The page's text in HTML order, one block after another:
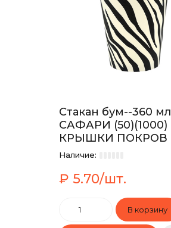
Стакан бум--360 мл
САФАРИ (50)(1000)
КРЫШКИ ПОКРОВ
Наличие:
₽ 5.70/шт.